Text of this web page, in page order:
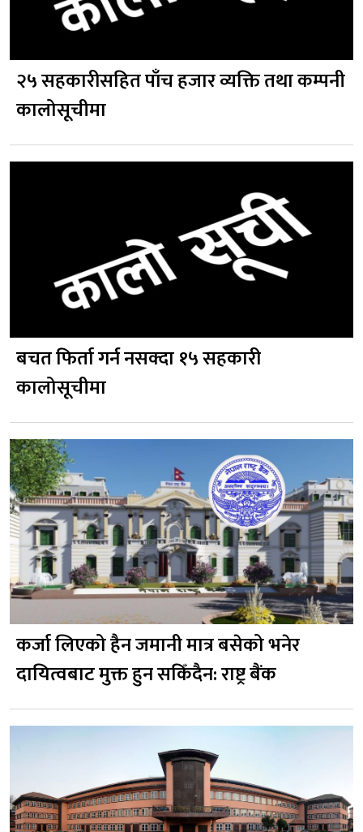
२५ सहकारीसहित पाँच हजार व्यक्ति तथा कम्पनी
कालोसूचीमा
बचत फिर्ता गर्न नसक्दा १५ सहकारी
कालोसूचीमा
कर्जा लिएको हैन जमानी मात्र बसेको भनेर
दायित्वबाट मुक्त हुन सकिँदैन: राष्ट्र बैंक